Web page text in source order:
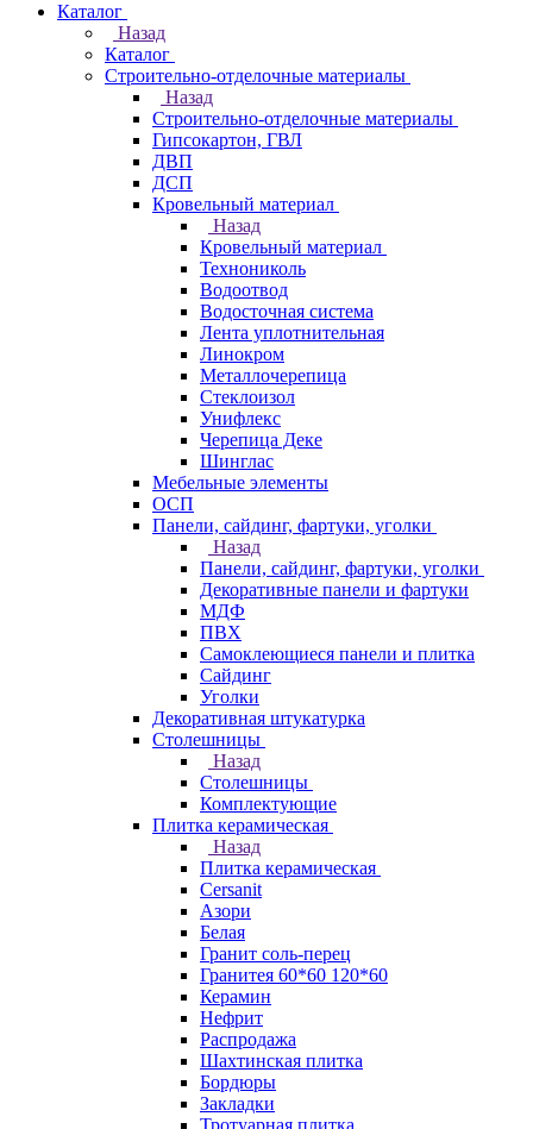
Каталог
Назад
Каталог
Строительно-отделочные материалы
Назад
Строительно-отделочные материалы
Гипсокартон, ГВЛ
ДВП
ДСП
Кровельный материал
Назад
Кровельный материал
Технониколь
Водоотвод
Водосточная система
Лента уплотнительная
Линокром
Металлочерепица
Стеклоизол
Унифлекс
Черепица Деке
Шинглас
Мебельные элементы
ОСП
Панели, сайдинг, фартуки, уголки
Назад
Панели, сайдинг, фартуки, уголки
Декоративные панели и фартуки
МДФ
ПВХ
Самоклеющиеся панели и плитка
Сайдинг
Уголки
Декоративная штукатурка
Столешницы
Назад
Столешницы
Комплектующие
Плитка керамическая
Назад
Плитка керамическая
Cersanit
Азори
Белая
Гранит соль-перец
Гранитея 60*60 120*60
Керамин
Нефрит
Распродажа
Шахтинская плитка
Бордюры
Закладки
Тротуарная плитка